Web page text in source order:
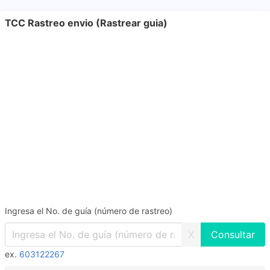
TCC Rastreo envio (Rastrear guia)
Ingresa el No. de guía (número de rastreo)
X
ex. 603122267